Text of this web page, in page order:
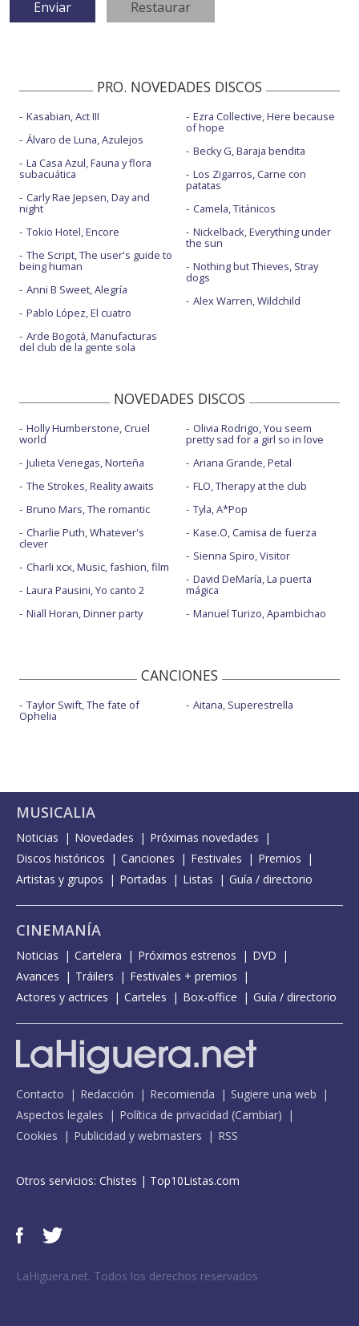
PRO. NOVEDADES DISCOS
Kasabian, Act III
Álvaro de Luna, Azulejos
La Casa Azul, Fauna y flora
subacuática
Carly Rae Jepsen, Day and
night
Tokio Hotel, Encore
The Script, The user's guide to
being human
Anni B Sweet, Alegría
Pablo López, El cuatro
Arde Bogotá, Manufacturas
del club de la gente sola
Ezra Collective, Here because
of hope
Becky G, Baraja bendita
Los Zigarros, Carne con
patatas
Camela, Titánicos
Nickelback, Everything under
the sun
Nothing but Thieves, Stray
dogs
Alex Warren, Wildchild
NOVEDADES DISCOS
Holly Humberstone, Cruel
world
Julieta Venegas, Norteña
The Strokes, Reality awaits
Bruno Mars, The romantic
Charlie Puth, Whatever's
clever
Charli xcx, Music, fashion, film
Laura Pausini, Yo canto 2
Niall Horan, Dinner party
Olivia Rodrigo, You seem
pretty sad for a girl so in love
Ariana Grande, Petal
FLO, Therapy at the club
Tyla, A*Pop
Kase.O, Camisa de fuerza
Sienna Spiro, Visitor
David DeMaría, La puerta
mágica
Manuel Turizo, Apambichao
CANCIONES
Taylor Swift, The fate of
Ophelia
Aitana, Superestrella
MUSICALIA
Noticias Novedades
Próximas novedades
Discos históricos
Canciones Festivales
Premios
Artistas y grupos
Portadas Listas Guía / directorio
CINEMANÍA
Noticias Cartelera Próximos estrenos
DVD
Avances
Tráilers
Festivales + premios
Actores y actrices
Carteles Box-office Guía / directorio
Contacto Redacción Recomienda
Sugiere una web
Aspectos legales
Política de privacidad (Cambiar)
Cookies
Publicidad y webmasters RSS
Otros servicios: Chistes | Top10Listas.com
LaHiguera.net. Todos los derechos reservados